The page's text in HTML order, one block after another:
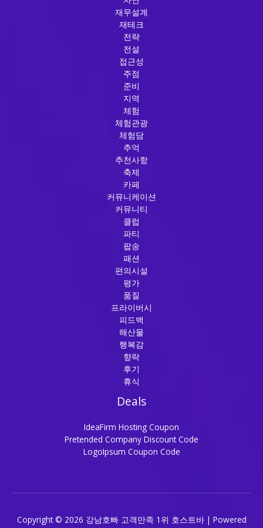
재무설계
재테크
전략
전설
접근성
주점
준비
지역
체험
체험관광
체험담
추억
추천사항
축제
카페
커뮤니케이션
커뮤니티
클럽
파티
팝송
패션
편의시설
평가
품질
프라이버시
피드백
해산물
행복감
향락
후기
휴식
Deals
IdeaFirm Hosting Coupon
Pretended Company Discount Code
LogoIpsum Coupon Code
Copyright © 2026 강남호빠 고객만족 1위 호스트바 | Powered